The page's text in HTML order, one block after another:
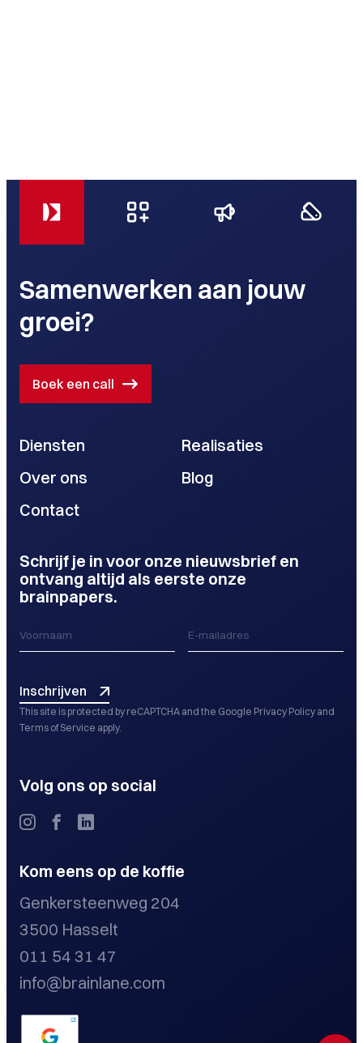
Samenwerken aan jouw
groei?
Boek een call
Diensten
Realisaties
Over ons
Blog
Contact
Schrijf je in voor onze nieuwsbrief en
ontvang altijd als eerste onze
brainpapers.
Inschrijven
This site is protected by reCAPTCHA and the Google Privacy Policy and
Terms of Service apply.
Volg ons op social
Kom eens op de koffie
Genkersteenweg 204
3500 Hasselt
011 54 31 47
info@brainlane.com